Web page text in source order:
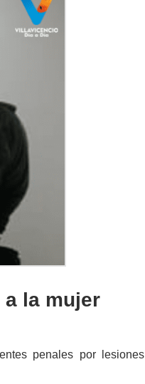
la mujer
penales por lesiones